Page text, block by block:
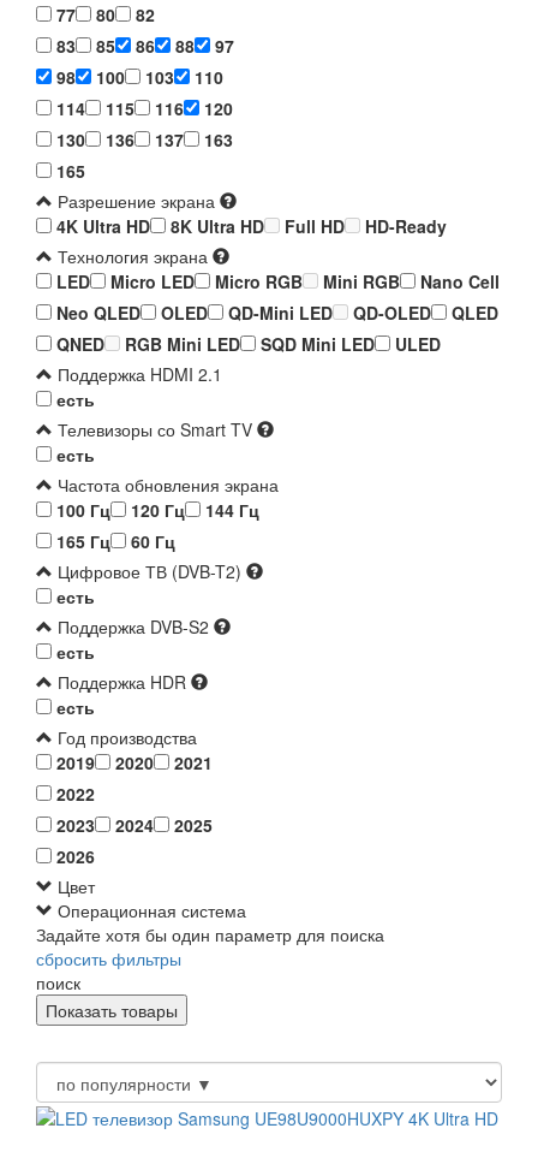
77
80
82
83
85 86 88
97
98
100 103
110
114
115 116
120
130
136 137
163
165
Разрешение экрана
4K Ultra HD
8K Ultra HD Full HD
HD-Ready
Технология экрана
LED
Micro LED Micro RGB Mini RGB
Nano Cell
Neo QLED
OLED QD-Mini LED QD-OLED
QLED
QNED
RGB Mini LED SQD Mini LED
ULED
Поддержка HDMI 2.1
есть
Телевизоры со Smart TV
есть
Частота обновления экрана
100 Гц
120 Гц
144 Гц
165 Гц
60 Гц
Цифровое ТВ (DVB-T2)
есть
Поддержка DVB-S2
есть
Поддержка HDR
есть
Год производства
2019
2020
2021
2022
2023
2024
2025
2026
Цвет
Операционная система
Задайте хотя бы один параметр для поиска
сбросить фильтры
поиск